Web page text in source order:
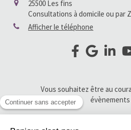
25500 Les fins
Consultations à domicile ou par
Afficher le téléphone
Vous souhaitez être au
évènements
Abonnez vous à la